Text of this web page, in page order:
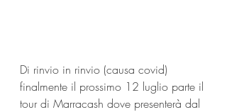
Di rinvio in rinvio (causa covid)
finalmente il prossimo 12 luglio parte il
tour di Marracash dove presenterà dal